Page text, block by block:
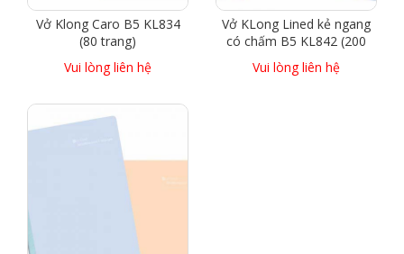
Vở Klong Caro B5 KL834
(80 trang)
Vui lòng liên hệ
Vở KLong Lined kẻ ngang
có chấm B5 KL842 (200
trang)
Vui lòng liên hệ